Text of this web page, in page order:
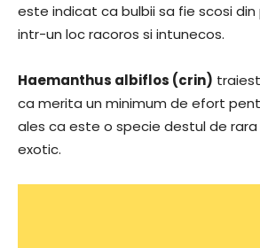
este indicat ca bulbii sa fie scosi
intr-un loc racoros si intunecos.
Haemanthus albiflos (crin)
ca merita un minimum de efort
ales ca este o specie destul de
exotic.